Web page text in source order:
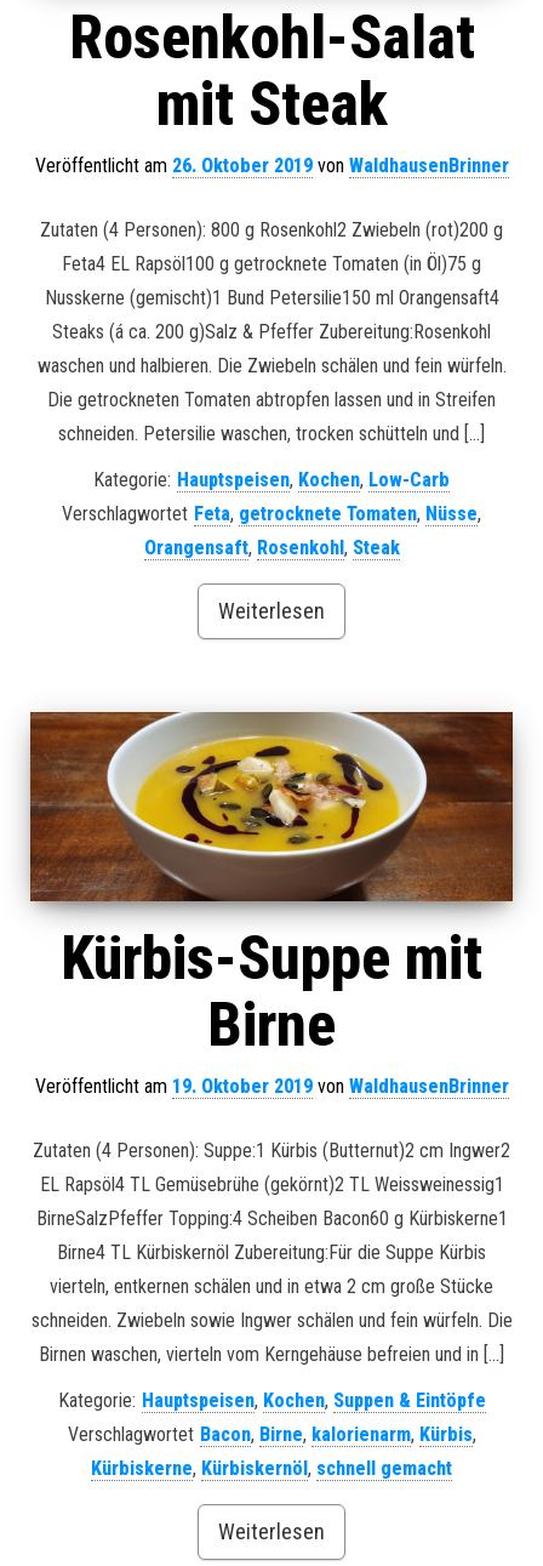
Rosenkohl-Salat
mit Steak
Veröffentlicht am 26. Oktober 2019von WaldhausenBrinner
Zutaten (4 Personen): 800 g Rosenkohl2 Zwiebeln (rot)200 g
Feta4 EL Rapsöl100 g getrocknete Tomaten (in Öl)75 g
Nusskerne (gemischt)1 Bund Petersilie150 ml Orangensaft4
Steaks (á ca. 200 g)Salz & Pfeffer Zubereitung:Rosenkohl
waschen und halbieren. Die Zwiebeln schälen und fein würfeln.
Die getrockneten Tomaten abtropfen lassen und in Streifen
schneiden. Petersilie waschen, trocken schütteln und […]
Kategorie: Hauptspeisen, Kochen, Low-Carb
Verschlagwortet Feta, getrocknete Tomaten, Nüsse,
Orangensaft, Rosenkohl, Steak
Weiterlesen
Kürbis-Suppe mit
Birne
Veröffentlicht am 19. Oktober 2019von WaldhausenBrinner
Zutaten (4 Personen): Suppe:1 Kürbis (Butternut)2 cm Ingwer2
EL Rapsöl4 TL Gemüsebrühe (gekörnt)2 TL Weissweinessig1
BirneSalzPfeffer Topping:4 Scheiben Bacon60 g Kürbiskerne1
Birne4 TL Kürbiskernöl Zubereitung:Für die Suppe Kürbis
vierteln, entkernen schälen und in etwa 2 cm große Stücke
schneiden. Zwiebeln sowie Ingwer schälen und fein würfeln. Die
Birnen waschen, vierteln vom Kerngehäuse befreien und in […]
Kategorie: Hauptspeisen, Kochen, Suppen & Eintöpfe
Verschlagwortet Bacon, Birne, kalorienarm, Kürbis,
Kürbiskerne, Kürbiskernöl , schnell gemacht
Weiterlesen